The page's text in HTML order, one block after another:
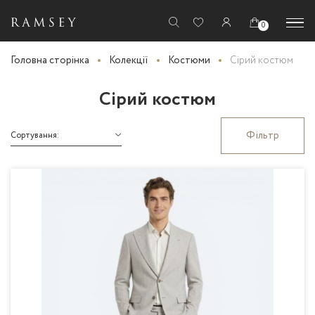
0
Головна сторінка Колекції Костюми Сірий костюм
Сірий костюм
Сортування: Фільтр